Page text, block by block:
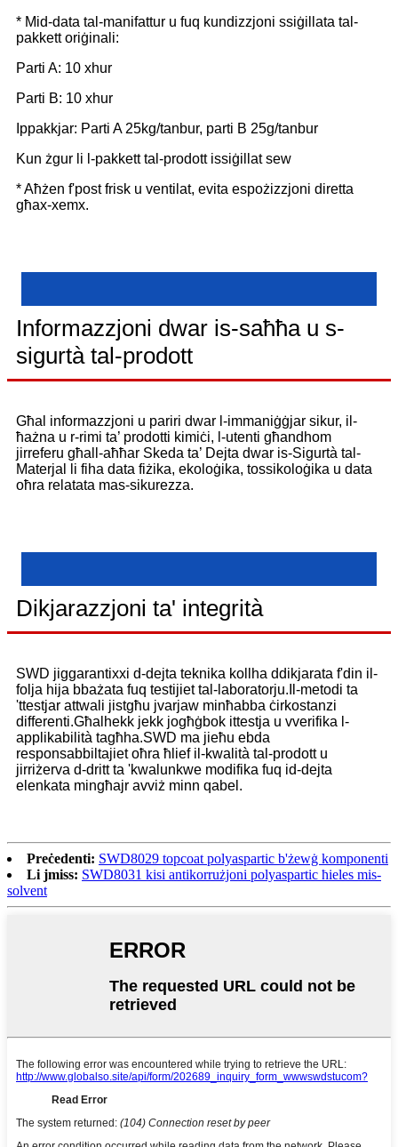
* Mid-data tal-manifattur u fuq kundizzjoni ssiġillata tal-
pakkett oriġinali:
Parti A: 10 xhur
Parti B: 10 xhur
Ippakkjar: Parti A 25kg/tanbur, parti B 25g/tanbur
Kun żgur li l-pakkett tal-prodott issiġillat sew
* Aħżen f'post frisk u ventilat, evita espożizzjoni diretta
għax-xemx.
Informazzjoni dwar is-saħħa u s-
sigurtà tal-prodott
Għal informazzjoni u pariri dwar l-immaniġġjar sikur, il-
ħażna u r-rimi ta’ prodotti kimiċi, l-utenti għandhom
jirreferu għall-aħħar Skeda ta’ Dejta dwar is-Sigurtà tal-
Materjal li fiha data fiżika, ekoloġika, tossikoloġika u data
oħra relatata mas-sikurezza.
Dikjarazzjoni ta' integrità
SWD jiggarantixxi d-dejta teknika kollha ddikjarata f'din il-
folja hija bbażata fuq testijiet tal-laboratorju.Il-metodi ta
'ttestjar attwali jistgħu jvarjaw minħabba ċirkostanzi
differenti.Għalhekk jekk jogħġbok ittestja u vverifika l-
applikabilità tagħha.SWD ma jieħu ebda
responsabbiltajiet oħra ħlief il-kwalità tal-prodott u
jirriżerva d-dritt ta 'kwalunkwe modifika fuq id-dejta
elenkata mingħajr avviż minn qabel.
Preċedenti: SWD8029 topcoat polyaspartic b'żewġ komponenti
Li jmiss: SWD8031 kisi antikorrużjoni polyaspartic ħieles mis-
solvent